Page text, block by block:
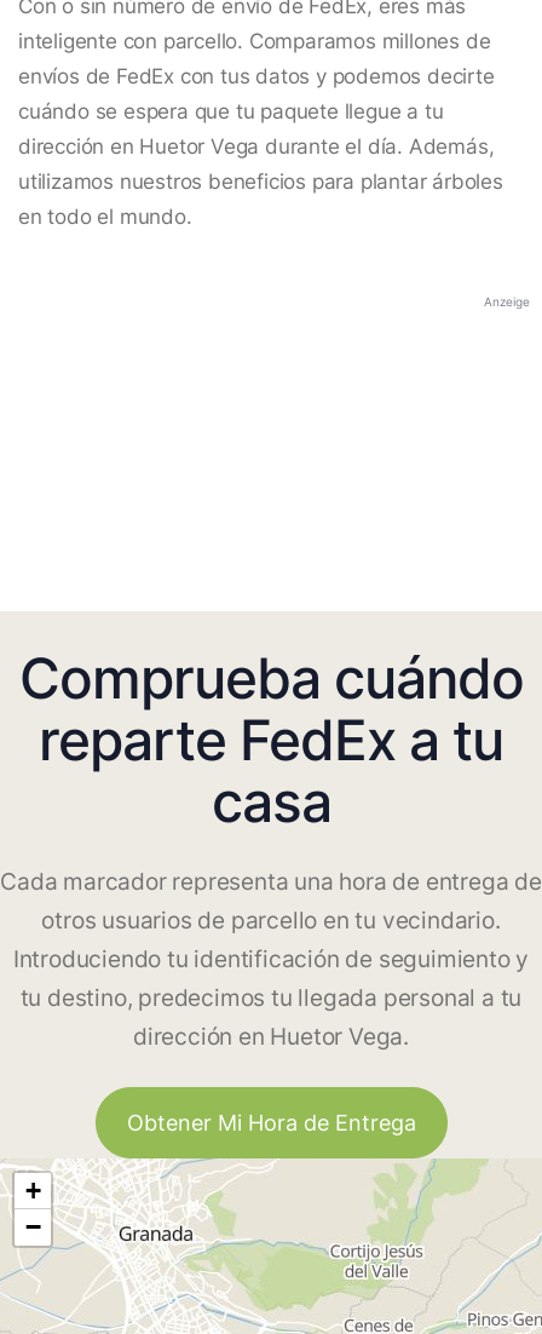
Con o sin número de envío de FedEx, eres más
inteligente con parcello. Comparamos millones de
envíos de FedEx con tus datos y podemos decirte
cuándo se espera que tu paquete llegue a tu
dirección en Huetor Vega durante el día. Además,
utilizamos nuestros beneficios para plantar árboles
en todo el mundo.
Anzeige
Comprueba cuándo
reparte FedEx a tu
casa
Cada marcador representa una hora de entrega de
otros usuarios de parcello en tu vecindario.
Introduciendo tu identificación de seguimiento y
tu destino, predecimos tu llegada personal a tu
dirección en Huetor Vega.
Obtener Mi Hora de Entrega
+
−